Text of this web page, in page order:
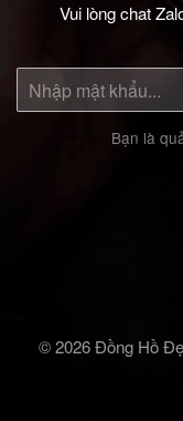
Vui lòng chat
Bạn là
© 2026 Đồng Hồ